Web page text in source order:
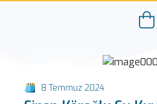
8 Temmuz 2024